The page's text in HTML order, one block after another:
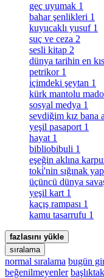
geç uyumak 1
bahar şenlikleri 1
kuyucaklı yusuf 1
suç ve ceza 2
sesli kitap 2
dünya tarihin en
petrikor 1
i̇çimdeki şeytan 1
kürk mantolu
sosyal medya 1
sevdiğim kız bana
yeşil pasaport 1
hayat 1
bibliobibuli 1
eşeğin aklına
toki̇'nin sığınak
üçüncü dünya
yeşil kart 1
kaçış rampası 1
kamu tasarrufu 1
fazlasını yükle
sıralama
normal sıralama bugün
beğenilmeyenler